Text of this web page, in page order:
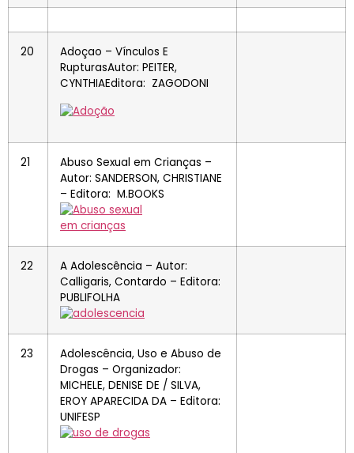
20
Adoçao – Vínculos E
RupturasAutor: PEITER,
CYNTHIAEditora: ZAGODONI
21
Abuso Sexual em Crianças –
Autor: SANDERSON, CHRISTIANE
– Editora: M.BOOKS
22
A Adolescência – Autor:
Calligaris, Contardo – Editora:
PUBLIFOLHA
23
Adolescência, Uso e Abuso de
Drogas – Organizador:
MICHELE, DENISE DE / SILVA,
EROY APARECIDA DA – Editora:
UNIFESP